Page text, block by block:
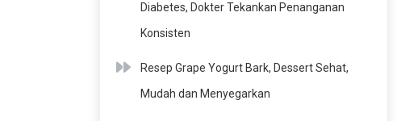
Diabetes, Dokter Tekankan Penanganan
Konsisten
Resep Grape Yogurt Bark, Dessert Sehat,
Mudah dan Menyegarkan